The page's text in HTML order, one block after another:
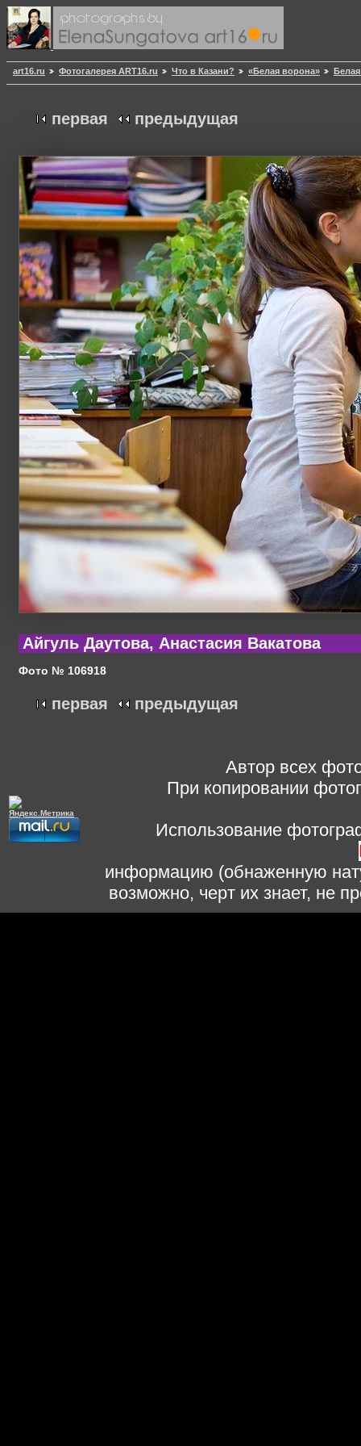
art16.ru Фотогалерея ART16.ru Что в Казани? «Белая ворона»
первая предыдущая
Айгуль Даутова, Анастасия Вакатова
Фото № 106918
первая предыдущая
Автор всех
При копировании
Использование
информацию (обнаженную
возможно, черт их знает, не